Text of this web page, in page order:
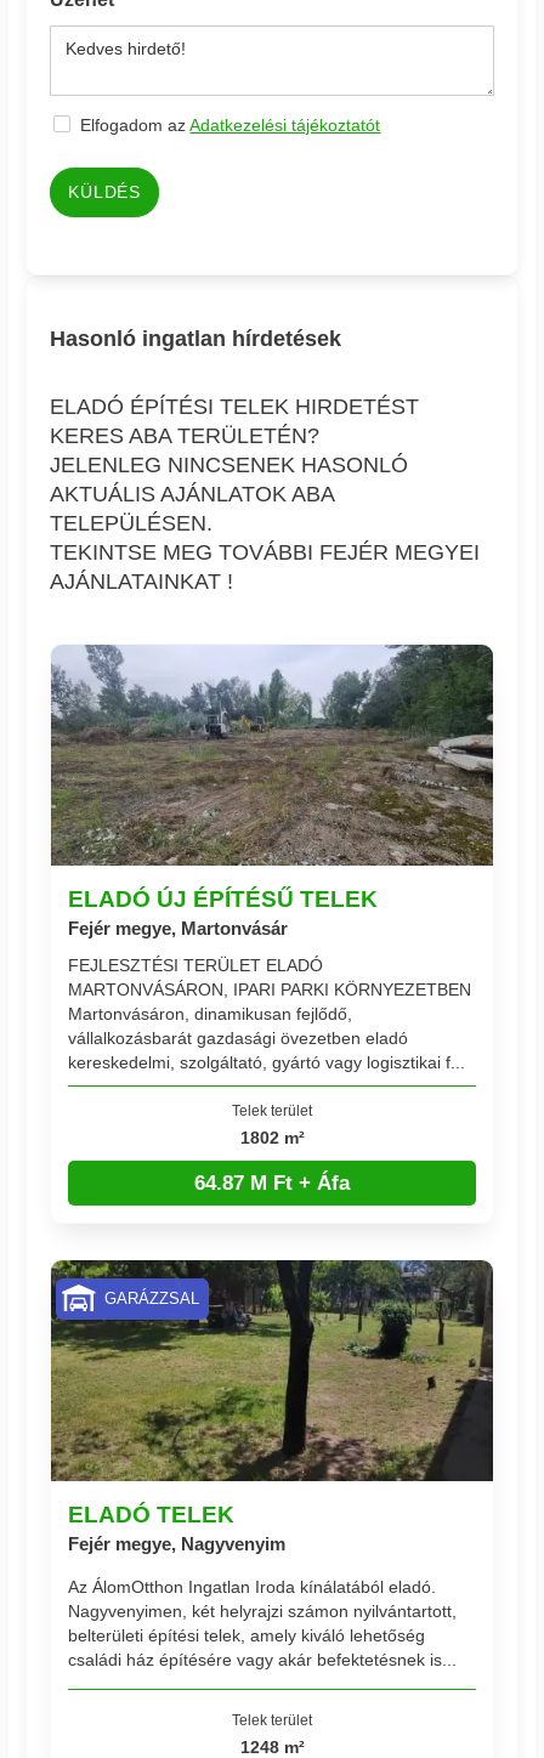
Elfogadom azAdatkezelési tájékoztatót
KÜLDÉS
Hasonló ingatlan hírdetések
ELADÓ ÉPÍTÉSI TELEK HIRDETÉST
KERES ABA TERÜLETÉN?
JELENLEG NINCSENEK HASONLÓ
AKTUÁLIS AJÁNLATOK ABA
TELEPÜLÉSEN.
TEKINTSE MEG TOVÁBBI FEJÉR MEGYEI
AJÁNLATAINKAT !
ELADÓ ÚJ ÉPÍTÉSŰ TELEK
Fejér megye, Martonvásár
FEJLESZTÉSI TERÜLET ELADÓ
MARTONVÁSÁRON, IPARI PARKI KÖRNYEZETBEN
Martonvásáron, dinamikusan fejlődő,
vállalkozásbarát gazdasági övezetben eladó
kereskedelmi, szolgáltató, gyártó vagy logisztikai f...
Telek terület
1802 m²
64.87 M Ft + Áfa
ELADÓ TELEK
Fejér megye, Nagyvenyim
Az ÁlomOtthon Ingatlan Iroda kínálatából eladó.
Nagyvenyimen, két helyrajzi számon nyilvántartott,
belterületi építési telek, amely kiváló lehetőség
családi ház építésére vagy akár befektetésnek is...
Telek terület
1248 m²
GARÁZZSAL